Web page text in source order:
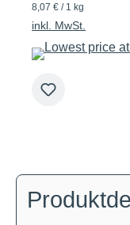
8,07 € / 1 kg
inkl. MwSt.